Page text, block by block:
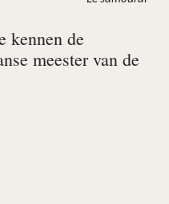
kennen de
meester van de